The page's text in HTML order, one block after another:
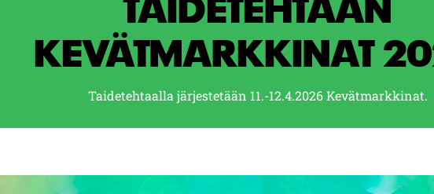
KEVÄTMARKKINAT
Taidetehtaalla järjestetään 11.-12.4.2026 Kevätmarkkinat.